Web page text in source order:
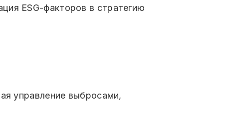
ESG-факторов в стратегию
управление выбросами,